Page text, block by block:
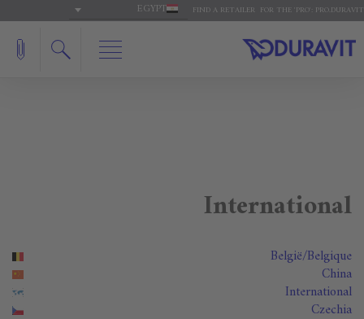
FOR THE 'PRO': PRO.DURAVIT
FIND A RETAILER
EGYPT
International
België/Belgique
China
International
Czechia